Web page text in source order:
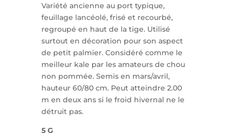
Variété ancienne au port typique,
feuillage lancéolé, frisé et recourbé,
regroupé en haut de la tige. Utilisé
surtout en décoration pour son aspect
de petit palmier. Considéré comme le
meilleur kale par les amateurs de chou
non pommée. Semis en mars/avril,
hauteur 60/80 cm. Peut atteindre 2.00
m en deux ans si le froid hivernal ne le
détruit pas.
5 G